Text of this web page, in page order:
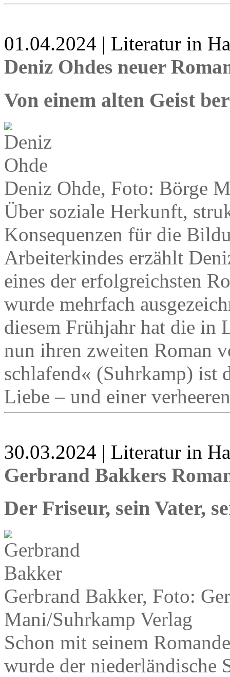
01.04.2024 | Literatur in
Deniz Ohdes neuer
Von einem alten Geist
Deniz Ohde, Foto: Börge
Über soziale Herkunft,
Konsequenzen für die
Arbeiterkindes erzählt
eines der erfolgreichsten
wurde mehrfach
diesem Frühjahr hat die in
nun ihren zweiten Roman
schlafend« (Suhrkamp) ist
Liebe – und einer
30.03.2024 | Literatur in
Gerbrand Bakkers
Der Friseur, sein Vater,
Gerbrand Bakker, Foto:
Mani/Suhrkamp Verlag
Schon mit seinem
wurde der niederländische